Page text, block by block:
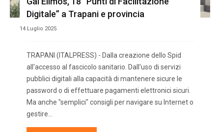
Digitale” a Trapani e provincia
14 Luglio 2025
TRAPANI (ITALPRESS) - Dalla creazione dello Spid
all'accesso al fascicolo sanitario. Dall'uso di servizi
pubblici digitali alla capacità di mantenere sicure le
password o di effettuare pagamenti elettronici sicuri.
Ma anche "semplici" consigli per navigare su Internet o
gestire...